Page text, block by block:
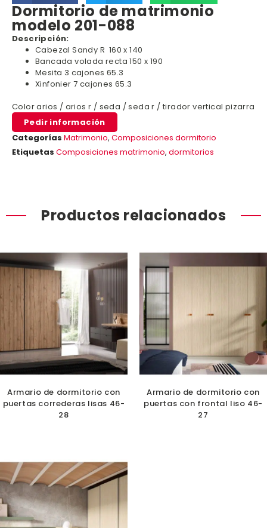
Dormitorio de matrimonio
modelo 201-088
Descripción:
Cabezal Sandy R 160 x 140
Bancada volada recta 150 x 190
Mesita 3 cajones 65.3
Xinfonier 7 cajones 65.3
Color arios / arios r / seda / seda r / tirador vertical pizarra
Pedir información
Categorías Matrimonio, Composiciones dormitorio
Etiquetas Composiciones matrimonio, dormitorios
Productos relacionados
Armario de dormitorio con
puertas correderas lisas 46-
28
Armario de dormitorio con
puertas con frontal liso 46-
27